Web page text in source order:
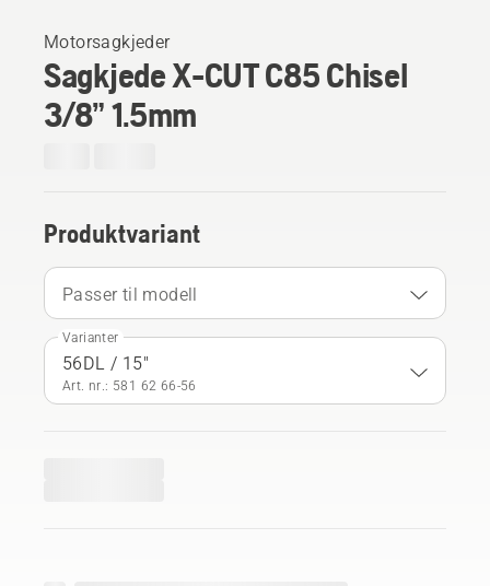
Motorsagkjeder
Sagkjede X-CUT C85 Chisel
3/8” 1.5mm
Produktvariant
Passer til modell
Varianter
56DL / 15"
Art. nr.: 581 62 66‑56